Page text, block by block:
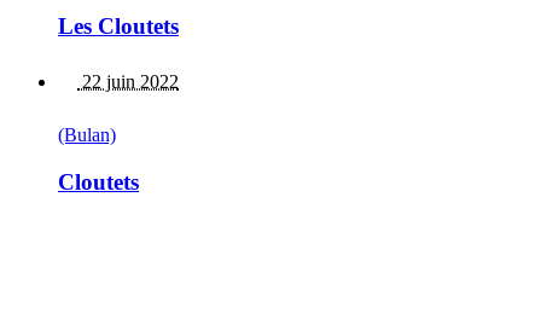
Les Cloutets
22 juin 2022
(Bulan)
Cloutets